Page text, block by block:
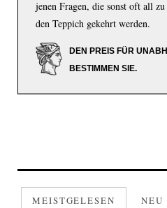
jenen Fragen, die sonst oft all
den Teppich gekehrt werden.
DEN PREIS FÜR
BESTIMMEN SIE.
MEISTGELESEN NEU